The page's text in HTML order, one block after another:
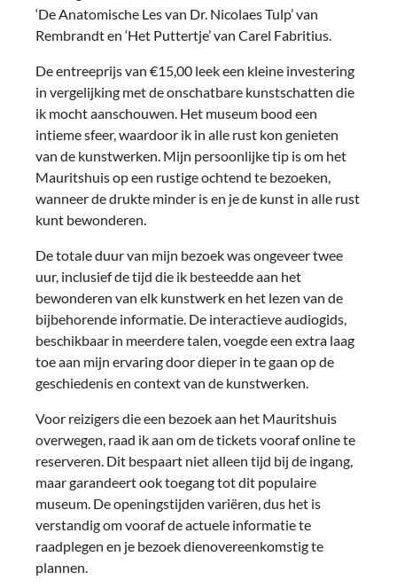
‘De Anatomische Les van Dr. Nicolaes Tulp’ van
Rembrandt en ‘Het Puttertje’ van Carel Fabritius.
De entreeprijs van €15,00 leek een kleine investering
in vergelijking met de onschatbare kunstschatten die
ik mocht aanschouwen. Het museum bood een
intieme sfeer, waardoor ik in alle rust kon genieten
van de kunstwerken. Mijn persoonlijke tip is om het
Mauritshuis op een rustige ochtend te bezoeken,
wanneer de drukte minder is en je de kunst in alle rust
kunt bewonderen.
De totale duur van mijn bezoek was ongeveer twee
uur, inclusief de tijd die ik besteedde aan het
bewonderen van elk kunstwerk en het lezen van de
bijbehorende informatie. De interactieve audiogids,
beschikbaar in meerdere talen, voegde een extra laag
toe aan mijn ervaring door dieper in te gaan op de
geschiedenis en context van de kunstwerken.
Voor reizigers die een bezoek aan het Mauritshuis
overwegen, raad ik aan om de tickets vooraf online te
reserveren. Dit bespaart niet alleen tijd bij de ingang,
maar garandeert ook toegang tot dit populaire
museum. De openingstijden variëren, dus het is
verstandig om vooraf de actuele informatie te
raadplegen en je bezoek dienovereenkomstig te
plannen.